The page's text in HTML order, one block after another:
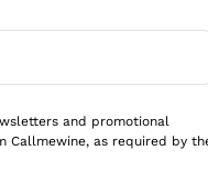
di prezzo. Le
and promotional
Callmewine, as required by